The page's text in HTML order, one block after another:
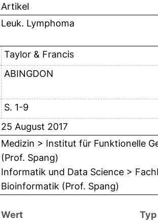
Artikel
Leuk. Lymphoma
Taylor & Francis
ABINGDON
S. 1-9
25 August 2017
Medizin > Institut für Funktionelle
(Prof. Spang)
Informatik und Data Science >
Bioinformatik (Prof. Spang)
Wert
Typ